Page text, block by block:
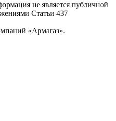
не является публичной
Статьи 437
«Армагаз».